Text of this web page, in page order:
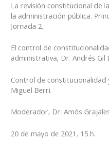
La revisión constitucional de
la administración pública.
Jornada 2.
El control de
administrativa, Dr. Andrés Gil
Control de
Miguel Berri.
Moderador, Dr. Amós
20 de mayo de 2021, 15 h.